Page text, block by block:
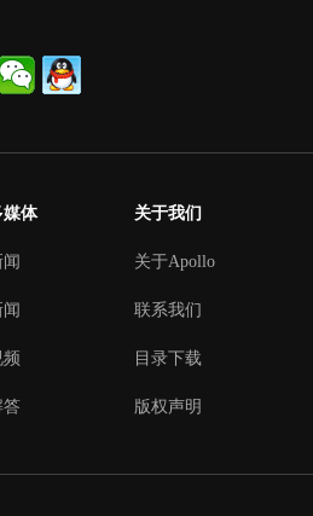
媒体
答
关于我们
关于Apollo
联系我们
目录下载
版权声明